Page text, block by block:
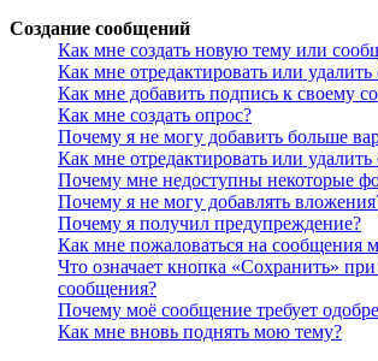
Создание сообщений
Как мне создать новую тему или
Как мне отредактировать или
Как мне добавить подпись к своему
Как мне создать опрос?
Почему я не могу добавить больше
Как мне отредактировать или удалить
Почему мне недоступны некоторые
Почему я не могу добавлять
Почему я получил предупреждение?
Как мне пожаловаться на сообщения
Что означает кнопка «Сохранить»
сообщения?
Почему моё сообщение требует
Как мне вновь поднять мою тему?